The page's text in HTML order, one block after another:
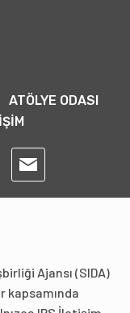
ATÖLYE ODASI
Ajansı (SIDA)
kapsamında